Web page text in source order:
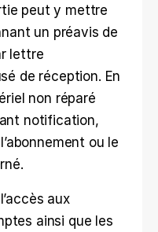
peut y mettre
un préavis de
lettre
de réception. En
non réparé
notification,
ou le
aux
ainsi que les